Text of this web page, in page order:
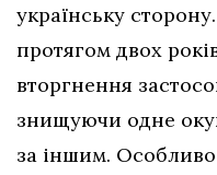
українську
протягом двох
вторгнення
знищуючи одне
за іншим.